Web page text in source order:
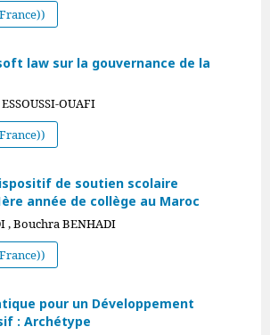
law sur la gouvernance de la
OUAFI
de soutien scolaire
année de collège au Maroc
, Bouchra BENHADI
pour un Développement
: Archétype